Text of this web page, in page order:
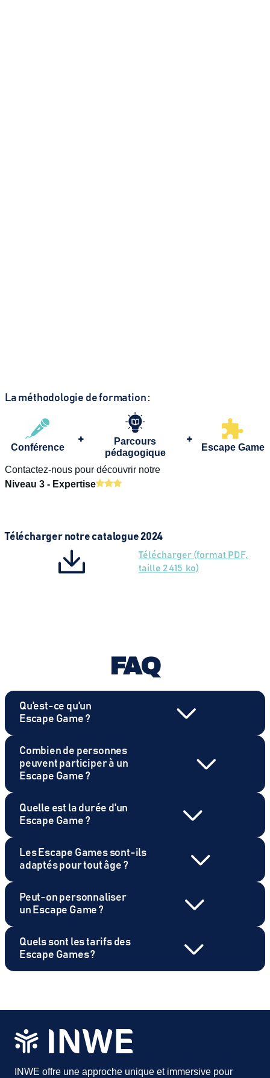
La méthodologie de formation :
Conférence
+
Parcours
pédagogique
+
Escape Game
Contactez-nous pour découvrir notre
Niveau 3 - Expertise
Télécharger notre catalogue 2024
Télécharger (format PDF,
taille 2 415 ko)
FAQ
Qu'est-ce qu'un
Escape Game ?
Combien de personnes
peuvent participer à un
Escape Game ?
Quelle est la durée d'un
Escape Game ?
Les Escape Games sont-ils
adaptés pour tout âge ?
Peut-on personnaliser
un Escape Game ?
Quels sont les tarifs des
Escape Games ?
INWE offre une approche unique et immersive pour